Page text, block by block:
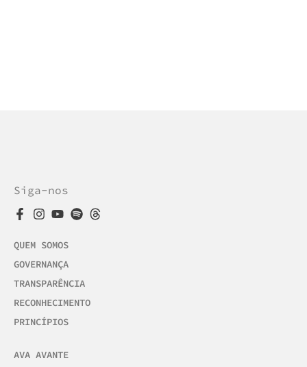
Siga-nos
QUEM SOMOS
GOVERNANÇA
TRANSPARÊNCIA
RECONHECIMENTO
PRINCÍPIOS
AVA AVANTE